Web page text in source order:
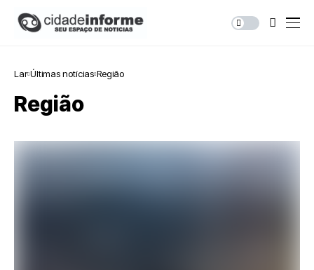
Lar Últimas notícias Região
Região